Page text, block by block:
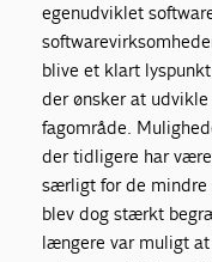
egenudviklet
blive et klart
der ønsker at
fagområde.
der tidligere har
særligt for de mindre
blev dog stærkt
længere var muligt